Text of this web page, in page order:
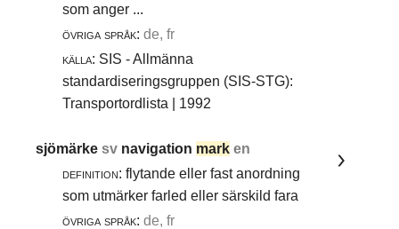
som anger ...
övriga språk: de, fr
källa: SIS - Allmänna
standardiseringsgruppen (SIS-STG):
Transportordlista | 1992
sjömärkesv navigation mark en
definition: flytande eller fast anordning
som utmärker farled eller särskild fara
övriga språk: de, fr